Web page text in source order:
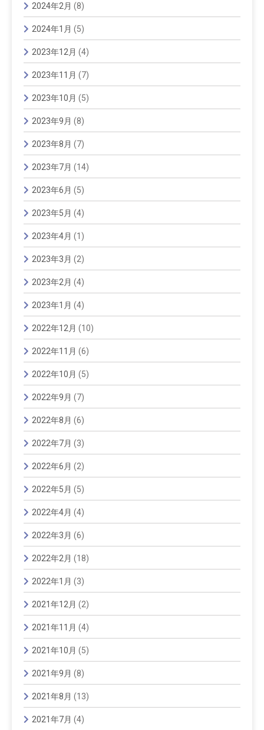
2024年2月 (8)
2024年1月 (5)
2023年12月 (4)
2023年11月 (7)
2023年10月 (5)
2023年9月 (8)
2023年8月 (7)
2023年7月 (14)
2023年6月 (5)
2023年5月 (4)
2023年4月 (1)
2023年3月 (2)
2023年2月 (4)
2023年1月 (4)
2022年12月 (10)
2022年11月 (6)
2022年10月 (5)
2022年9月 (7)
2022年8月 (6)
2022年7月 (3)
2022年6月 (2)
2022年5月 (5)
2022年4月 (4)
2022年3月 (6)
2022年2月 (18)
2022年1月 (3)
2021年12月 (2)
2021年11月 (4)
2021年10月 (5)
2021年9月 (8)
2021年8月 (13)
2021年7月 (4)